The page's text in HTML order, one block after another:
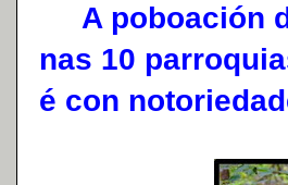
A poboación
nas 10
é con